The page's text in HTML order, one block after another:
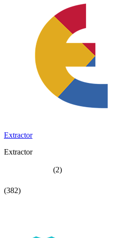
Extractor
Extractor
(2)
(382)